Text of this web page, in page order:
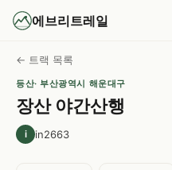
에브리트레일
← 트랙 목록
등산· 부산광역시 해운대구
장산 야간산행
i in2663